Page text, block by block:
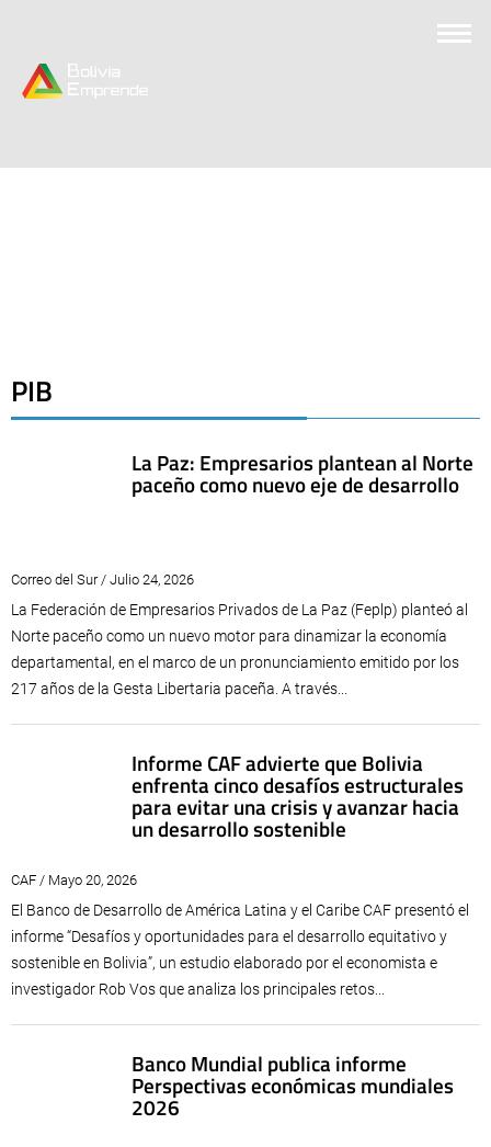
PIB
La Paz: Empresarios plantean al Norte
paceño como nuevo eje de desarrollo
Correo del Sur / Julio 24, 2026
La Federación de Empresarios Privados de La Paz (Feplp) planteó al
Norte paceño como un nuevo motor para dinamizar la economía
departamental, en el marco de un pronunciamiento emitido por los
217 años de la Gesta Libertaria paceña. A través...
Informe CAF advierte que Bolivia
enfrenta cinco desafíos estructurales
para evitar una crisis y avanzar hacia
un desarrollo sostenible
CAF / Mayo 20, 2026
El Banco de Desarrollo de América Latina y el Caribe CAF presentó el
informe “Desafíos y oportunidades para el desarrollo equitativo y
sostenible en Bolivia”, un estudio elaborado por el economista e
investigador Rob Vos que analiza los principales retos...
Banco Mundial publica informe
Perspectivas económicas mundiales
2026